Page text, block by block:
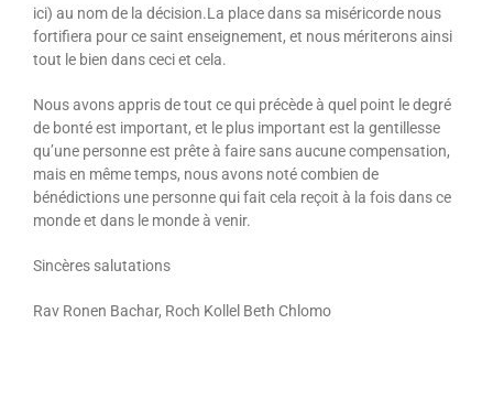
ici) au nom de la décision.La place dans sa miséricorde nous
fortifiera pour ce saint enseignement, et nous mériterons ainsi
tout le bien dans ceci et cela.
Nous avons appris de tout ce qui précède à quel point le degré
de bonté est important, et le plus important est la gentillesse
qu’une personne est prête à faire sans aucune compensation,
mais en même temps, nous avons noté combien de
bénédictions une personne qui fait cela reçoit à la fois dans ce
monde et dans le monde à venir.
Sincères salutations
Rav Ronen Bachar, Roch Kollel Beth Chlomo